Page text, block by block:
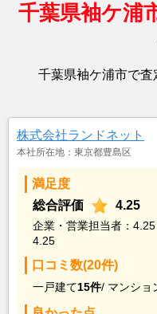
千葉県袖ケ浦
千葉県袖ケ浦市で
株式会社ランドネット
本社所在地：東京都豊島区
満足度
総合評価
4.25
企業・営業担当者：
4.25
口コミ数(20件)
一戸建て15件/ マンショ